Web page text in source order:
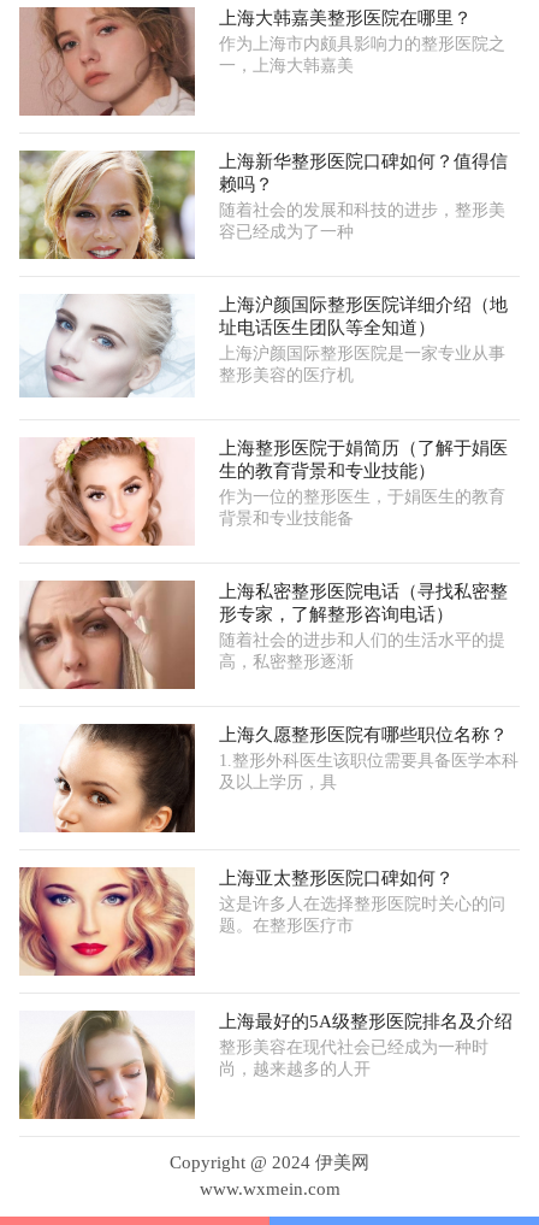
上海大韩嘉美整形医院在哪里？
作为上海市内颇具影响力的整形医院之
一，上海大韩嘉美
上海新华整形医院口碑如何？值得信
赖吗？
随着社会的发展和科技的进步，整形美
容已经成为了一种
上海沪颜国际整形医院详细介绍（地
址电话医生团队等全知道）
上海沪颜国际整形医院是一家专业从事
整形美容的医疗机
上海整形医院于娟简历（了解于娟医
生的教育背景和专业技能）
作为一位的整形医生，于娟医生的教育
背景和专业技能备
上海私密整形医院电话（寻找私密整
形专家，了解整形咨询电话）
随着社会的进步和人们的生活水平的提
高，私密整形逐渐
上海久愿整形医院有哪些职位名称？
1.整形外科医生该职位需要具备医学本科
及以上学历，具
上海亚太整形医院口碑如何？
这是许多人在选择整形医院时关心的问
题。在整形医疗市
上海最好的5A级整形医院排名及介绍
整形美容在现代社会已经成为一种时
尚，越来越多的人开
Copyright @ 2024 伊美网
www.wxmein.com